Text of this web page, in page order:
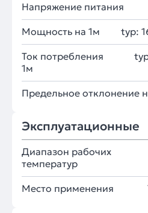
Напряжение питания
Мощность на 1м typ:
Ток потребления
1м
Предельное отклонение
Эксплуатационные
Диапазон рабочих
температур
Место применения